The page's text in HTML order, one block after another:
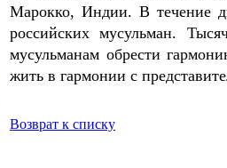
Марокко, Индии. В течение
российских мусульман.
мусульманам обрести
жить в гармонии с
Возврат к списку